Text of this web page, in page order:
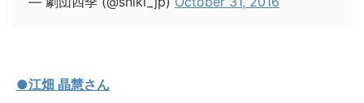
●江畑 晶慧さん